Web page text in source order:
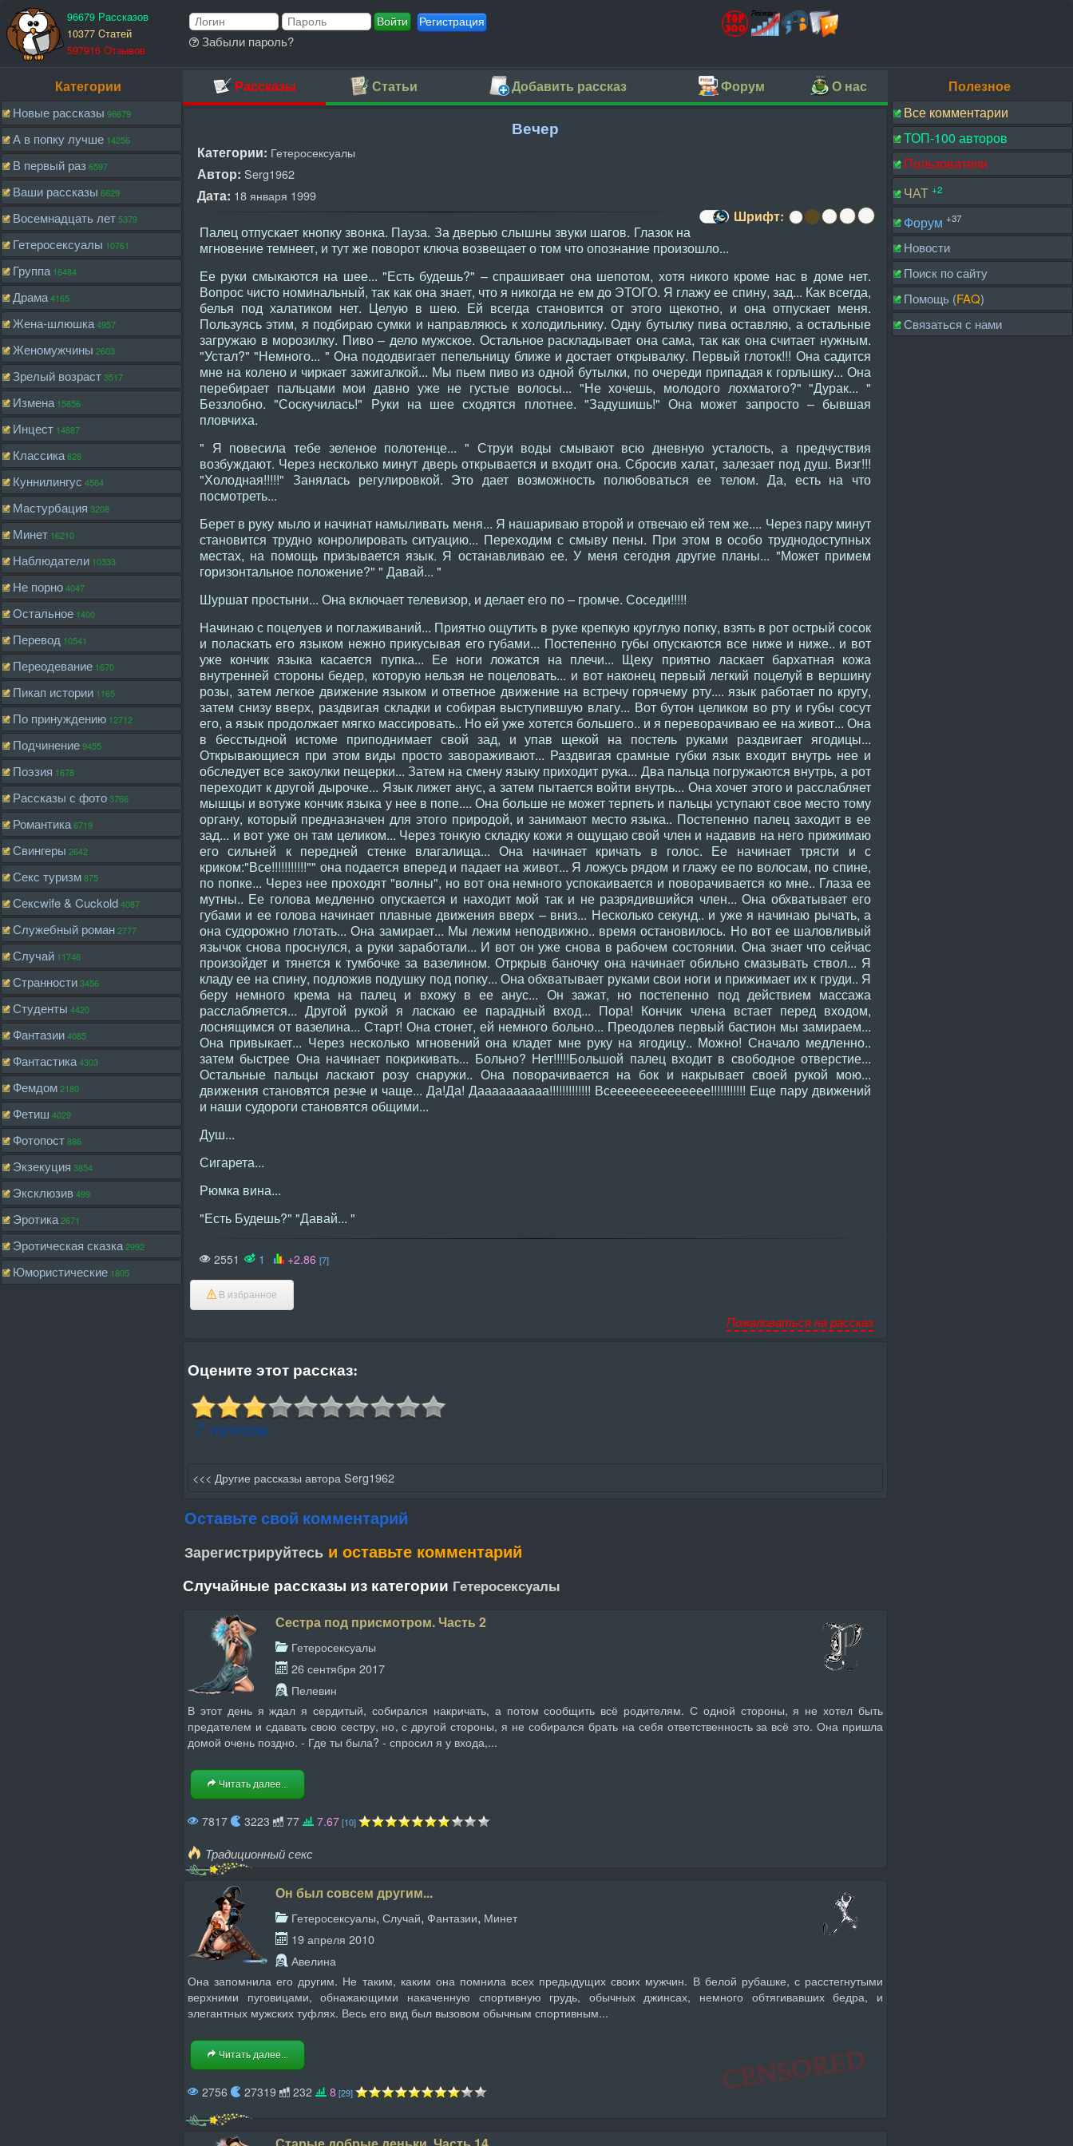
96679 Рассказов
10377 Cтатей
597916 Отзывов
Регистрация
Забыли пароль?
Категории
Новые рассказы 96679
А в попку лучше 14256
В первый раз6597
Ваши рассказы 6629
Восемнадцать лет5379
Гетеросексуалы 10761
Группа 16484
Драма4165
Жена-шлюшка4957
Женомужчины 2603
Зрелый возраст3517
Измена 15856
Инцест 14887
Классика628
Куннилингус 4564
Мастурбация 3208
Минет 16210
Наблюдатели 10333
Не порно4047
Остальное 1400
Перевод 10541
Переодевание 1670
Пикап истории 1165
По принуждению 12712
Подчинение9455
Поэзия 1678
Рассказы с фото3766
Романтика6719
Свингеры 2642
Секс туризм875
Сексwife & Cuckold4087
Служебный роман2777
Случай 11746
Странности3456
Студенты 4420
Фантазии4085
Фантастика4303
Фемдом2180
Фетиш 4029
Фотопост886
Экзекуция 3854
Эксклюзив499
Эротика2671
Эротическая сказка2992
Юмористические 1805
Рассказы Статьи Добавить рассказ Форум О нас
Вечер
Категории: Гетеросексуалы
Автор: Serg1962
Дата: 18 января 1999
Шрифт:
Палец отпускает кнопку звонка. Пауза. За дверью слышны звуки шагов. Глазок на
мгновение темнеет, и тут же поворот ключа возвещает о том что опознание произошло...
Ее руки смыкаются на шее... "Есть будешь?" – спрашивает она шепотом, хотя никого кроме нас в доме нет.
Вопрос чисто номинальный, так как она знает, что я никогда не ем до ЭТОГО. Я глажу ее спину, зад... Как всегда,
белья под халатиком нет. Целую в шею. Ей всегда становится от этого щекотно, и она отпускает меня.
Пользуясь этим, я подбираю сумки и направляюсь к холодильнику. Одну бутылку пива оставляю, а остальные
загружаю в морозилку. Пиво – дело мужское. Остальное раскладывает она сама, так как она считает нужным.
"Устал?" "Немного... " Она пододвигает пепельницу ближе и достает открывалку. Первый глоток!!! Она садится
мне на колено и чиркает зажигалкой... Мы пьем пиво из одной бутылки, по очереди припадая к горлышку... Она
перебирает пальцами мои давно уже не густые волосы... "Не хочешь, молодого лохматого?" "Дурак... "
Беззлобно. "Соскучилась!" Руки на шее сходятся плотнее. "Задушишь!" Она может запросто – бывшая
пловчиха.
" Я повесила тебе зеленое полотенце... " Струи воды смывают всю дневную усталость, а предчуствия
возбуждают. Через несколько минут дверь открывается и входит она. Сбросив халат, залезает под душ. Визг!!!
"Холодная!!!!!" Занялась регулировкой. Это дает возможность полюбоваться ее телом. Да, есть на что
посмотреть...
Берет в руку мыло и начинат намыливать меня... Я нашариваю второй и отвечаю ей тем же.... Через пару минут
становится трудно конролировать ситуацию... Переходим с смыву пены. При этом в особо труднодоступных
местах, на помощь призывается язык. Я останавливаю ее. У меня сегодня другие планы... "Может примем
горизонтальное положение?" " Давай... "
Шуршат простыни... Она включает телевизор, и делает его по – громче. Соседи!!!!!
Начинаю с поцелуев и поглаживаний... Приятно ощутить в руке крепкую круглую попку, взять в рот острый сосок
и поласкать его языком нежно прикусывая его губами... Постепенно губы опускаются все ниже и ниже.. и вот
уже кончик языка касается пупка... Ее ноги ложатся на плечи... Щеку приятно ласкает бархатная кожа
внутренней стороны бедер, которую нельзя не поцеловать... и вот наконец первый легкий поцелуй в вершину
розы, затем легкое движение языком и ответное движение на встречу горячему рту.... язык работает по кругу,
затем снизу вверх, раздвигая складки и собирая выступившую влагу... Вот бутон целиком во рту и губы сосут
его, а язык продолжает мягко массировать.. Но ей уже хотется большего.. и я переворачиваю ее на живот... Она
в бесстыдной истоме приподнимает свой зад, и упав щекой на постель руками раздвигает ягодицы...
Открывающиеся при этом виды просто завораживают... Раздвигая срамные губки язык входит внутрь нее и
обследует все закоулки пещерки... Затем на смену языку приходит рука... Два пальца погружаются внутрь, а рот
переходит к другой дырочке... Язык лижет анус, а затем пытается войти внутрь... Она хочет этого и расслабляет
мышцы и вотуже кончик языка у нее в попе.... Она больше не может терпеть и пальцы уступают свое место тому
органу, который предназначен для этого природой, и занимают место языка.. Постепенно палец заходит в ее
зад... и вот уже он там целиком... Через тонкую складку кожи я ощущаю свой член и надавив на него прижимаю
его сильней к передней стенке влагалища... Она начинает кричать в голос. Ее начинает трясти и с
криком:"Все!!!!!!!!!!!"" она подается вперед и падает на живот... Я ложусь рядом и глажу ее по волосам, по спине,
по попке... Через нее проходят "волны", но вот она немного успокаивается и поворачивается ко мне.. Глаза ее
мутны.. Ее голова медленно опускается и находит мой так и не разрядившийся член... Она обхватывает его
губами и ее голова начинает плавные движения вверх – вниз... Несколько секунд.. и уже я начинаю рычать, а
она судорожно глотать... Она замирает... Мы лежим неподвижно.. время остановилось. Но вот ее шаловливый
язычок снова проснулся, а руки заработали... И вот он уже снова в рабочем состоянии. Она знает что сейчас
произойдет и тянется к тумбочке за вазелином. Отркрыв баночку она начинает обильно смазывать ствол... Я
кладу ее на спину, подложив подушку под попку... Она обхватывает руками свои ноги и прижимает их к груди.. Я
беру немного крема на палец и вхожу в ее анус... Он зажат, но постепенно под действием массажа
расслабляется... Другой рукой я ласкаю ее парадный вход... Пора! Кончик члена встает перед входом,
лоснящимся от вазелина... Старт! Она стонет, ей немного больно... Преодолев первый бастион мы замираем...
Она привыкает... Через несколько мгновений она кладет мне руку на ягодицу.. Можно! Сначало медленно..
затем быстрее Она начинает покрикивать... Больно? Нет!!!!!Большой палец входит в свободное отверстие...
Остальные пальцы ласкают розу снаружи.. Она поворачивается на бок и накрывает своей рукой мою...
движения становятся резче и чаще... Да!Да! Даааааааааа!!!!!!!!!!!!! Всееееееееееееее!!!!!!!!!!! Еще пару движений
и наши судороги становятся общими...
Душ...
Сигарета...
Рюмка вина...
"Есть Будешь?" "Давай... "
2551 1 +2.86 [7]
В избранное
Пожаловаться на рассказ
Оцените этот рассказ:
7 голосов
<<< Другие рассказы автора Serg1962
Оставьте свой комментарий
Зарегистрируйтесь и оставьте комментарий
Случайные рассказы из категории Гетеросексуалы
Сестра под присмотром. Часть 2
Гетеросексуалы
26 сентября 2017
Пелевин
В этот день я ждал я сердитый, собирался накричать, а потом сообщить всё родителям. С одной стороны, я не хотел быть
предателем и сдавать свою сестру, но, с другой стороны, я не собирался брать на себя ответственность за всё это. Она пришла
домой очень поздно. - Где ты была? - спросил я у входа,...
Читать далее...
7817 3223 77 7.67[10]
Традиционный секс
Он был совсем другим...
Гетеросексуалы, Случай, Фантазии, Минет
19 апреля 2010
Авелина
Она запомнила его другим. Не таким, каким она помнила всех предыдущих своих мужчин. В белой рубашке, с расстегнутыми
верхними пуговицами, обнажающими накаченную спортивную грудь, обычных джинсах, немного обтягивавших бедра, и
элегантных мужских туфлях. Весь его вид был вызовом обычным спортивным...
Читать далее...
2756 27319 232 8 [29]
Полезное
Все комментарии
ТОП-100 авторов
Пользователи
ЧАТ +2
Форум +37
Новости
Поиск по сайту
Помощь (FAQ)
Связаться с нами